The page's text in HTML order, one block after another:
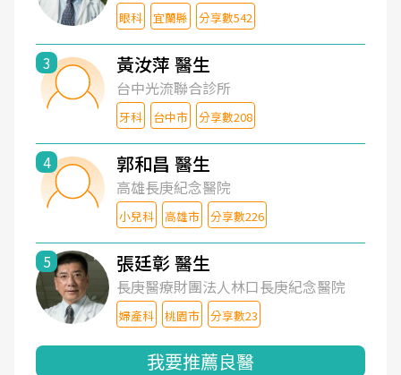
眼科 宜蘭縣 分享數542
3 黃汝萍 醫生
台中光流聯合診所
牙科 台中市 分享數208
4 郭和昌 醫生
高雄長庚紀念醫院
小兒科 高雄市 分享數226
5 張廷彰 醫生
長庚醫療財團法人林口長庚紀念醫院
婦產科 桃園市 分享數23
我要推薦良醫